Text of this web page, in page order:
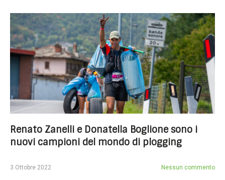
Renato Zanelli e Donatella Boglione sono i
nuovi campioni del mondo di plogging
3 Ottobre 2022 Nessun commento